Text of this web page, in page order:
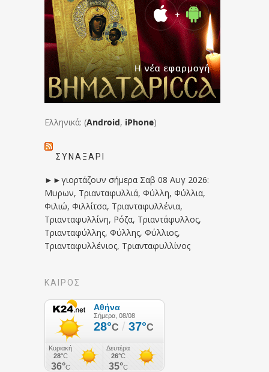
Ελληνικά: (Android, iPhone)
ΣΥΝΑΞΆΡΙ
►►γιορτάζουν σήμερα Σαβ 08 Αυγ 2026:
Μυρων, Τριανταφυλλιά, Φύλλη, Φύλλια,
Φιλιώ, Φιλλίτσα, Τριανταφυλλένια,
Τριανταφυλλίνη, Ρόζα, Τριαντάφυλλος,
Τριανταφύλλης, Φύλλης, Φύλλιος,
Τριανταφυλλένιος, Τριανταφυλλίνος
ΚΑΙΡΟΣ